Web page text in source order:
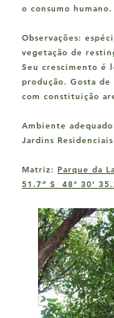
o consumo humano.
Observações:
vegetação de
Seu crescimento é
produção. Gosta
com constituição
Ambiente
Jardins
Matriz: Parque da
51.7” S 48° 30’